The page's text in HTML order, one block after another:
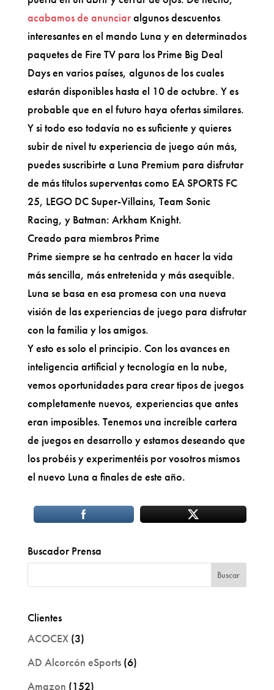
acabamos de anunciaralgunos descuentos
interesantes en el mando Luna y en determinados
paquetes de Fire TV para los Prime Big Deal
Days en varios países, algunos de los cuales
estarán disponibles hasta el 10 de octubre. Y es
probable que en el futuro haya ofertas similares.
Y si todo eso todavía no es suficiente y quieres
subir de nivel tu experiencia de juego aún más,
puedes suscribirte a Luna Premium para disfrutar
de más títulos superventas como EA SPORTS FC
25, LEGO DC Super-Villains, Team Sonic
Racing, y Batman: Arkham Knight.
Creado para miembros Prime
Prime siempre se ha centrado en hacer la vida
más sencilla, más entretenida y más asequible.
Luna se basa en esa promesa con una nueva
visión de las experiencias de juego para disfrutar
con la familia y los amigos.
Y esto es solo el principio. Con los avances en
inteligencia artificial y tecnología en la nube,
vemos oportunidades para crear tipos de juegos
completamente nuevos, experiencias que antes
eran imposibles. Tenemos una increíble cartera
de juegos en desarrollo y estamos deseando que
los probéis y experimentéis por vosotros mismos
el nuevo Luna a finales de este año.
Buscador Prensa
Clientes
ACOCEX(3)
AD Alcorcón eSports(6)
Amazon (152)